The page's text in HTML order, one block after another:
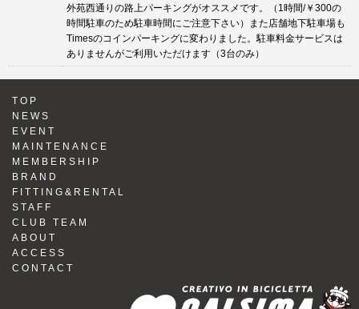
外苑西通りの路上パーキングがオススメです。（1時間/￥300の
時間駐車のため駐車時間にご注意下さい）また店舗地下駐車場も
Timesのコインパーキングに変わりました。駐車料金サービスは
ありませんがご利用いただけます（3台のみ）
TOP
NEWS
EVENT
MAINTENANCE
MEMBERSHIP
BRAND
FITTING&RENTAL
STAFF
CLUB TEAM
ABOUT
ACCESS
CONTACT